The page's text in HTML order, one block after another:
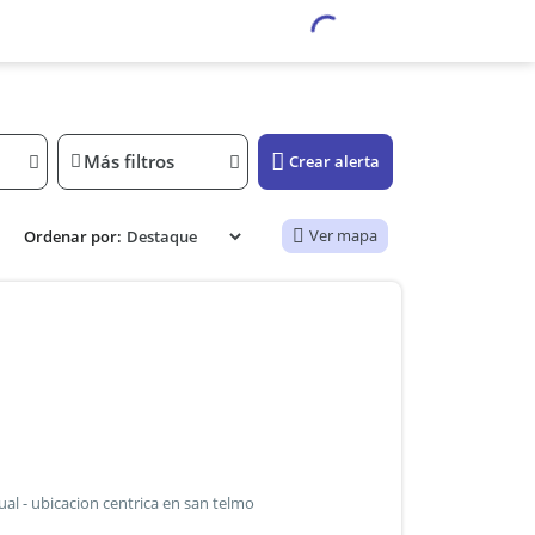
Más filtros Crear alerta
Ordenar por: Ver mapa
- ubicacion centrica en san telmo